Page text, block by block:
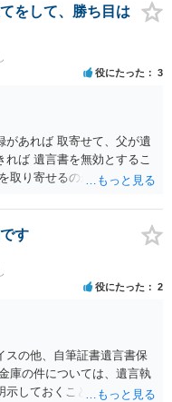
なお、弁護士の送付状
通の）「遺産分割協議
どめる理由が書かれてい
をして、勝ち目は
役にたった 3
があれば 取寄せて、父が遺
ば 遺言書を無効とするこ
取り寄せるのが重要となり
す
役にたった 2
スの他、自筆証書遺言書保
庫の件については、遺言執
示しておくことでクリアで